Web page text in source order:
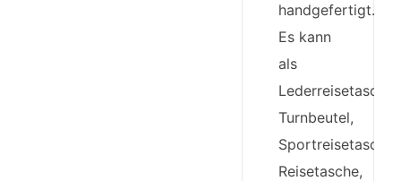
handgefertigt.
Es kann
als
Lederreisetasche,
Turnbeutel,
Sportreisetasche,
Reisetasche,